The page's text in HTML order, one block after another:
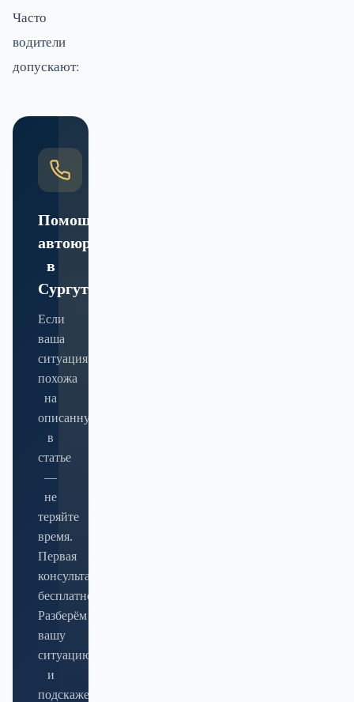
Часто
водители
допускают:
Помощь
автоюриста
в
Сургуте
Если
ваша
ситуация
похожа
на
описанную
в
статье
—
не
теряйте
время.
Первая
консультация
бесплатно.
Разберём
вашу
ситуацию
и
подскажем,